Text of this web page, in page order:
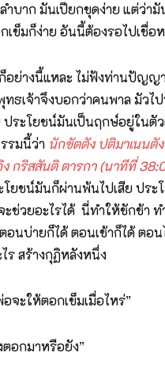
บาก มันเปียกขุดง่าย แต่ว่า
เข็มก็ง่าย อันนี้ต้องรอไปเชื่อ
างนี้แหละ ไม่ฟังท่านปัญญา
ทธเจ้าจึงบอกว่าคนพาล มัวไ
ระโยชน์มันเป็นฤกษ์อยู่ในตัว
รมนี้ว่า นักขัตตัง ปติมาเนนตั
กริสสันติ ตารกา (นาทีที่
โยชน์มันก็ผ่านพ้นไปเสีย ปร
ช่วยอะไรได้ นี่ทำให้ชักช้า ท
อนบ่ายก็ได้ ตอนเช้าก็ได้ ตอ
ร สร้างกุฏิหลังหนึ่ง
ะให้ตอกเข็มเมื่อไหร่”
กมาหรือยัง”